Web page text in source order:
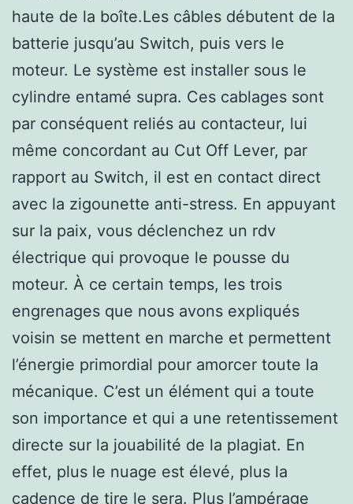
haute de la boîte.Les câbles débutent de la
batterie jusqu’au Switch, puis vers le
moteur. Le système est installer sous le
cylindre entamé supra. Ces cablages sont
par conséquent reliés au contacteur, lui
même concordant au Cut Off Lever, par
rapport au Switch, il est en contact direct
avec la zigounette anti-stress. En appuyant
sur la paix, vous déclenchez un rdv
électrique qui provoque le pousse du
moteur. À ce certain temps, les trois
engrenages que nous avons expliqués
voisin se mettent en marche et permettent
l’énergie primordial pour amorcer toute la
mécanique. C’est un élément qui a toute
son importance et qui a une retentissement
directe sur la jouabilité de la plagiat. En
effet, plus le nuage est élevé, plus la
cadence de tire le sera. Plus l’ampérage